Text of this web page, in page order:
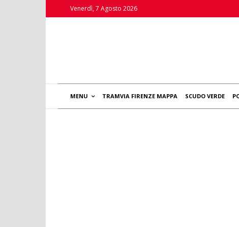
Venerdì, 7 Agosto 2026
MENU TRAMVIA FIRENZE MAPPA SCUDO VERDE